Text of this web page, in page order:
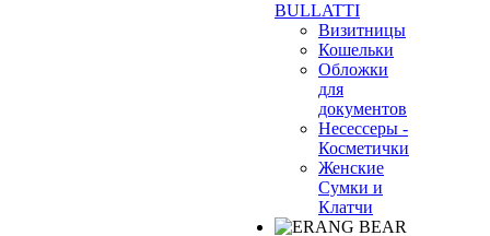
BULLATTI
Визитницы
Кошельки
Обложки
для
документов
Несессеры -
Косметички
Женские
Сумки и
Клатчи